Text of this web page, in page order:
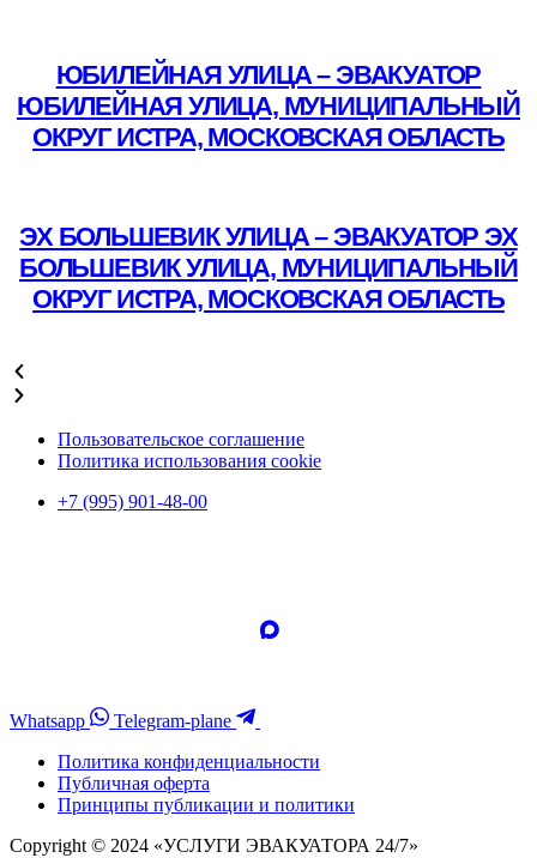
ЮБИЛЕЙНАЯ УЛИЦА – ЭВАКУАТОР
ЮБИЛЕЙНАЯ УЛИЦА, МУНИЦИПАЛЬНЫЙ
ОКРУГ ИСТРА, МОСКОВСКАЯ ОБЛАСТЬ
ЭХ БОЛЬШЕВИК УЛИЦА – ЭВАКУАТОР ЭХ
БОЛЬШЕВИК УЛИЦА, МУНИЦИПАЛЬНЫЙ
ОКРУГ ИСТРА, МОСКОВСКАЯ ОБЛАСТЬ
Пользовательское соглашение
Политика использования cookie
+7 (995) 901-48-00
Whatsapp
Telegram-plane
Политика конфиденциальности
Публичная оферта
Принципы публикации и политики
Copyright © 2024 «УСЛУГИ ЭВАКУАТОРА 24/7»